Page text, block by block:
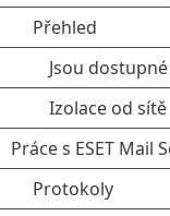
Přehled
Jsou
Izolace od sítě
Práce s ESET Mail
Protokoly